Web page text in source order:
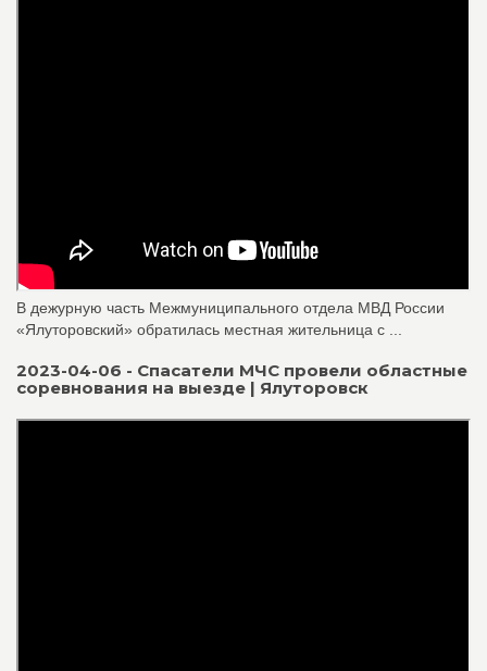
В дежурную часть Межмуниципального отдела МВД России
«Ялуторовский» обратилась местная жительница с ...
2023-04-06 - Спасатели МЧС провели областные
соревнования на выезде | Ялуторовск